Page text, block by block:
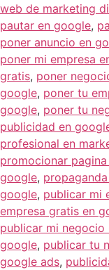
web de marketing
pautar en google,
poner anuncio en
poner mi empresa
gratis, poner
google, poner tu
google, poner tu
publicidad en
profesional en
promocionar
google,
google, publicar mi
empresa gratis en
publicar mi negocio
google, publicar tu
google ads,